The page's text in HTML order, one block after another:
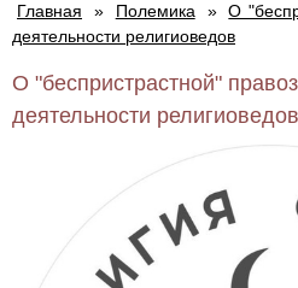
Главная » Полемика » О
деятельности религиоведов
О "беспристрастной"
деятельности